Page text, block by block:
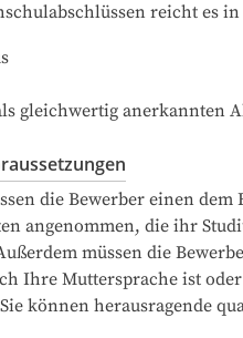
reicht es
gleichwertig anerkannten
die Bewerber einen
angenommen, die ihr
müssen die
Ihre Muttersprache ist
können herausragende